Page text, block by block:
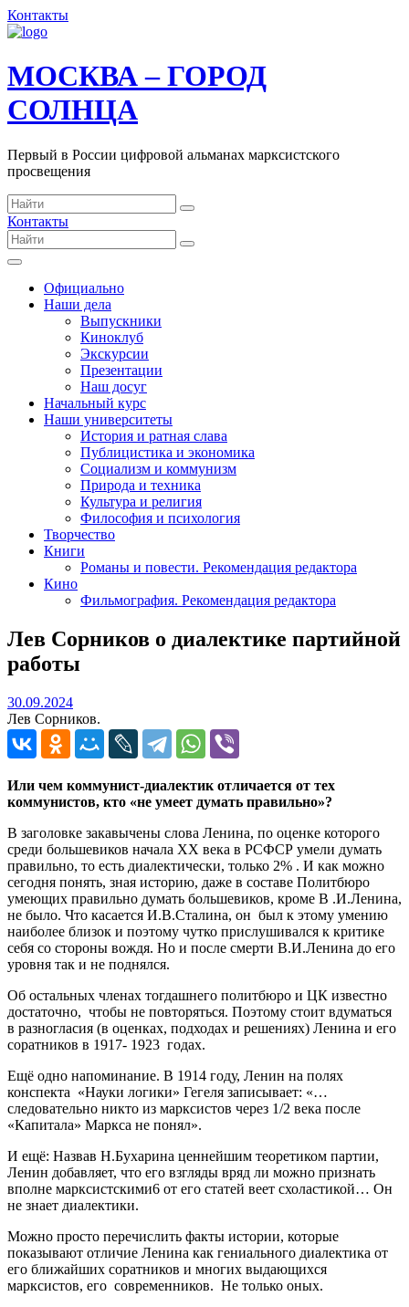
Контакты
МОСКВА – ГОРОД
СОЛНЦА
Первый в России цифровой альманах марксистского
просвещения
Контакты
Официально
Наши дела
Выпускники
Киноклуб
Экскурсии
Презентации
Наш досуг
Начальный курс
Наши университеты
История и ратная слава
Публицистика и экономика
Социализм и коммунизм
Природа и техника
Культура и религия
Философия и психология
Творчество
Книги
Романы и повести. Рекомендация редактора
Кино
Фильмография. Рекомендация редактора
Лев Сорников о диалектике партийной
работы
30.09.202430.09.2024
Лев Сорников.
Или чем коммунист-диалектик отличается от тех
коммунистов, кто «не умеет думать правильно»?
В заголовке закавычены слова Ленина, по оценке которого
среди большевиков начала ХХ века в РСФСР умели думать
правильно, то есть диалектически, только 2% . И как можно
сегодня понять, зная историю, даже в составе Политбюро
умеющих правильно думать большевиков, кроме В .И.Ленина,
не было. Что касается И.В.Сталина, он был к этому умению
наиболее близок и поэтому чутко прислушивался к критике
себя со стороны вождя. Но и после смерти В.И.Ленина до его
уровня так и не поднялся.
Об остальных членах тогдашнего политбюро и ЦК известно
достаточно, чтобы не повторяться. Поэтому стоит вдуматься
в разногласия (в оценках, подходах и решениях) Ленина и его
соратников в 1917- 1923 годах.
Ещё одно напоминание. В 1914 году, Ленин на полях
конспекта «Науки логики» Гегеля записывает: «…
следовательно никто из марксистов через 1/2 века после
«Капитала» Маркса не понял».
И ещё: Назвав Н.Бухарина ценнейшим теоретиком партии,
Ленин добавляет, что его взгляды вряд ли можно признать
вполне марксистскими6 от его статей веет схоластикой… Он
не знает диалектики.
Можно просто перечислить факты истории, которые
показывают отличие Ленина как гениального диалектика от
его ближайших соратников и многих выдающихся
марксистов, его современников. Не только оных.